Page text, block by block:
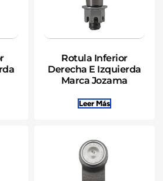
Rotula Inferior
Derecha E Izquierda
Marca Jozama
Leer Más